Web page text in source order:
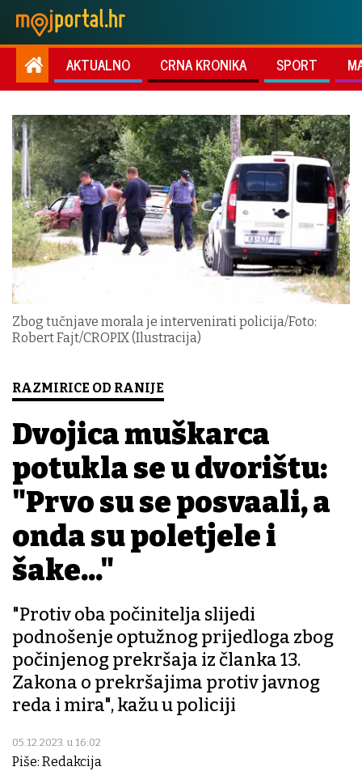
AKTUALNO CRNA KRONIKA SPORT
Zbog tučnjave morala je intervenirati policija/Foto:
Robert Fajt/CROPIX (Ilustracija)
RAZMIRICE OD RANIJE
Dvojica muškarca
potukla se u dvorištu:
"Prvo su se posvađali, a
onda su poletjele i
šake..."
"Protiv oba počinitelja slijedi
podnošenje optužnog prijedloga zbog
počinjenog prekršaja iz članka 13.
Zakona o prekršajima protiv javnog
reda i mira", kažu u policiji
05.12.2023. u 16:02
Piše: Redakcija